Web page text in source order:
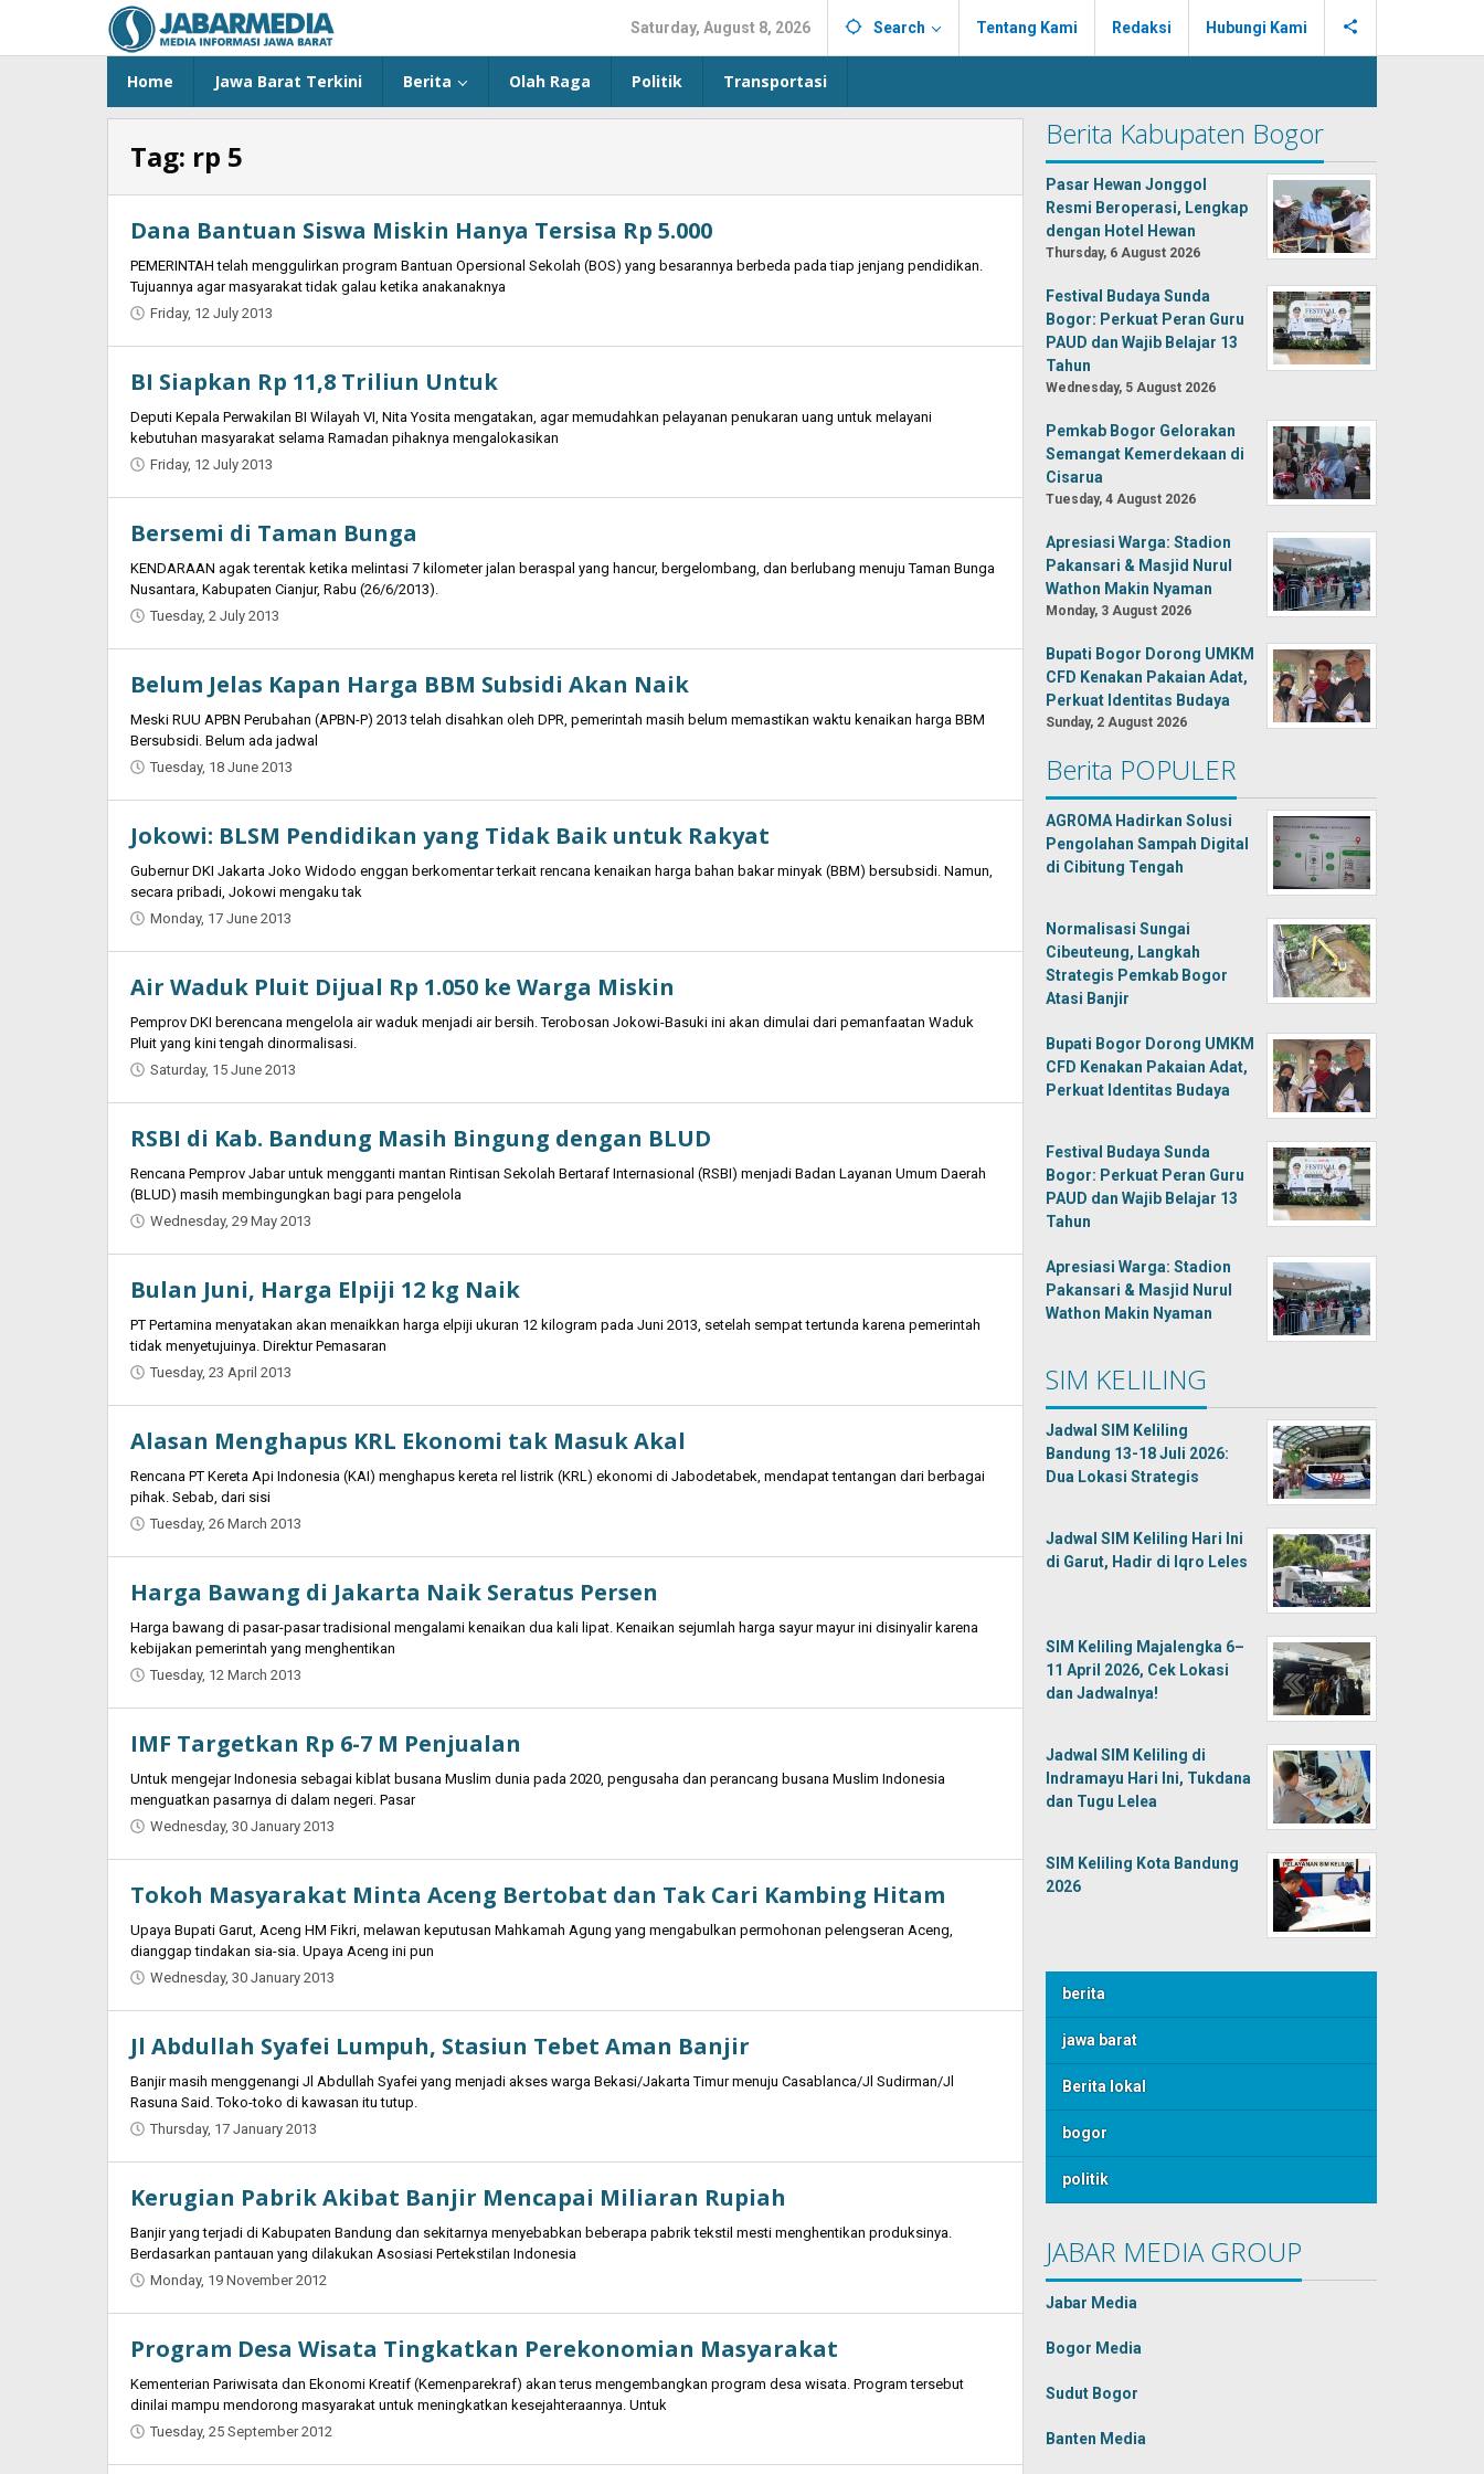
content
Saturday, August 8, 2026 Search Tentang Kami Redaksi Hubungi Kami
Home Jawa Barat Terkini Berita Olah Raga Politik Transportasi
Tag: rp 5
Dana Bantuan Siswa Miskin Hanya Tersisa Rp 5.000
PEMERINTAH telah menggulirkan program Bantuan Opersional Sekolah (BOS) yang besarannya berbeda pada tiap jenjang pendidikan.
Tujuannya agar masyarakat tidak galau ketika anakanaknya
Friday, 12 July 2013
BI Siapkan Rp 11,8 Triliun Untuk
Deputi Kepala Perwakilan BI Wilayah VI, Nita Yosita mengatakan, agar memudahkan pelayanan penukaran uang untuk melayani
kebutuhan masyarakat selama Ramadan pihaknya mengalokasikan
Friday, 12 July 2013
Bersemi di Taman Bunga
KENDARAAN agak terentak ketika melintasi 7 kilometer jalan beraspal yang hancur, bergelombang, dan berlubang menuju Taman Bunga
Nusantara, Kabupaten Cianjur, Rabu (26/6/2013).
Tuesday, 2 July 2013
Belum Jelas Kapan Harga BBM Subsidi Akan Naik
Meski RUU APBN Perubahan (APBN-P) 2013 telah disahkan oleh DPR, pemerintah masih belum memastikan waktu kenaikan harga BBM
Bersubsidi. Belum ada jadwal
Tuesday, 18 June 2013
Jokowi: BLSM Pendidikan yang Tidak Baik untuk Rakyat
Gubernur DKI Jakarta Joko Widodo enggan berkomentar terkait rencana kenaikan harga bahan bakar minyak (BBM) bersubsidi. Namun,
secara pribadi, Jokowi mengaku tak
Monday, 17 June 2013
Air Waduk Pluit Dijual Rp 1.050 ke Warga Miskin
Pemprov DKI berencana mengelola air waduk menjadi air bersih. Terobosan Jokowi-Basuki ini akan dimulai dari pemanfaatan Waduk
Pluit yang kini tengah dinormalisasi.
Saturday, 15 June 2013
RSBI di Kab. Bandung Masih Bingung dengan BLUD
Rencana Pemprov Jabar untuk mengganti mantan Rintisan Sekolah Bertaraf Internasional (RSBI) menjadi Badan Layanan Umum Daerah
(BLUD) masih membingungkan bagi para pengelola
Wednesday, 29 May 2013
Bulan Juni, Harga Elpiji 12 kg Naik
PT Pertamina menyatakan akan menaikkan harga elpiji ukuran 12 kilogram pada Juni 2013, setelah sempat tertunda karena pemerintah
tidak menyetujuinya. Direktur Pemasaran
Tuesday, 23 April 2013
Alasan Menghapus KRL Ekonomi tak Masuk Akal
Rencana PT Kereta Api Indonesia (KAI) menghapus kereta rel listrik (KRL) ekonomi di Jabodetabek, mendapat tentangan dari berbagai
pihak. Sebab, dari sisi
Tuesday, 26 March 2013
Harga Bawang di Jakarta Naik Seratus Persen
Harga bawang di pasar-pasar tradisional mengalami kenaikan dua kali lipat. Kenaikan sejumlah harga sayur mayur ini disinyalir karena
kebijakan pemerintah yang menghentikan
Tuesday, 12 March 2013
IMF Targetkan Rp 6-7 M Penjualan
Untuk mengejar Indonesia sebagai kiblat busana Muslim dunia pada 2020, pengusaha dan perancang busana Muslim Indonesia
menguatkan pasarnya di dalam negeri. Pasar
Wednesday, 30 January 2013
Tokoh Masyarakat Minta Aceng Bertobat dan Tak Cari Kambing Hitam
Upaya Bupati Garut, Aceng HM Fikri, melawan keputusan Mahkamah Agung yang mengabulkan permohonan pelengseran Aceng,
dianggap tindakan sia-sia. Upaya Aceng ini pun
Wednesday, 30 January 2013
Jl Abdullah Syafei Lumpuh, Stasiun Tebet Aman Banjir
Banjir masih menggenangi Jl Abdullah Syafei yang menjadi akses warga Bekasi/Jakarta Timur menuju Casablanca/Jl Sudirman/Jl
Rasuna Said. Toko-toko di kawasan itu tutup.
Thursday, 17 January 2013
Kerugian Pabrik Akibat Banjir Mencapai Miliaran Rupiah
Banjir yang terjadi di Kabupaten Bandung dan sekitarnya menyebabkan beberapa pabrik tekstil mesti menghentikan produksinya.
Berdasarkan pantauan yang dilakukan Asosiasi Pertekstilan Indonesia
Monday, 19 November 2012
Program Desa Wisata Tingkatkan Perekonomian Masyarakat
Kementerian Pariwisata dan Ekonomi Kreatif (Kemenparekraf) akan terus mengembangkan program desa wisata. Program tersebut
dinilai mampu mendorong masyarakat untuk meningkatkan kesejahteraannya. Untuk
Tuesday, 25 September 2012
Berita Kabupaten Bogor
Pasar Hewan Jonggol
Resmi Beroperasi, Lengkap
dengan Hotel Hewan
Thursday, 6 August 2026
Festival Budaya Sunda
Bogor: Perkuat Peran Guru
PAUD dan Wajib Belajar 13
Tahun
Wednesday, 5 August 2026
Pemkab Bogor Gelorakan
Semangat Kemerdekaan di
Cisarua
Tuesday, 4 August 2026
Apresiasi Warga: Stadion
Pakansari & Masjid Nurul
Wathon Makin Nyaman
Monday, 3 August 2026
Bupati Bogor Dorong UMKM
CFD Kenakan Pakaian Adat,
Perkuat Identitas Budaya
Sunday, 2 August 2026
Berita POPULER
AGROMA Hadirkan Solusi
Pengolahan Sampah Digital
di Cibitung Tengah
Normalisasi Sungai
Cibeuteung, Langkah
Strategis Pemkab Bogor
Atasi Banjir
Bupati Bogor Dorong UMKM
CFD Kenakan Pakaian Adat,
Perkuat Identitas Budaya
Festival Budaya Sunda
Bogor: Perkuat Peran Guru
PAUD dan Wajib Belajar 13
Tahun
Apresiasi Warga: Stadion
Pakansari & Masjid Nurul
Wathon Makin Nyaman
SIM KELILING
Jadwal SIM Keliling
Bandung 13-18 Juli 2026:
Dua Lokasi Strategis
Jadwal SIM Keliling Hari Ini
di Garut, Hadir di Iqro Leles
SIM Keliling Majalengka 6–
11 April 2026, Cek Lokasi
dan Jadwalnya!
Jadwal SIM Keliling di
Indramayu Hari Ini, Tukdana
dan Tugu Lelea
SIM Keliling Kota Bandung
2026
berita
jawa barat
Berita lokal
bogor
politik
JABAR MEDIA GROUP
Jabar Media
Bogor Media
Sudut Bogor
Banten Media